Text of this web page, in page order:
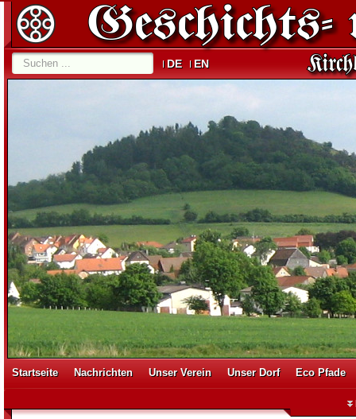
DE EN
Startseite Nachrichten Unser Verein Unser Dorf Eco Pfade